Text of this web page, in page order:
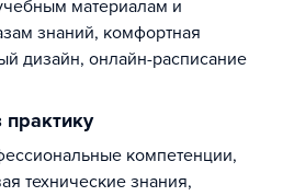
материалам и
знаний, комфортная
дизайн, онлайн-расписание
практику
технические знания,